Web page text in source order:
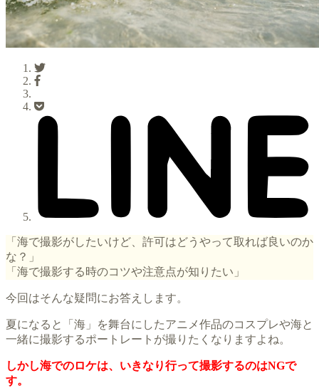
「海で撮影がしたいけど、許可はどうやって取れば良いのか
な？」
「海で撮影する時のコツや注意点が知りたい」
今回はそんな疑問にお答えします。
夏になると「海」を舞台にしたアニメ作品のコスプレや海と
一緒に撮影するポートレートが撮りたくなりますよね。
しかし海でのロケは、いきなり行って撮影するのはNGで
す。